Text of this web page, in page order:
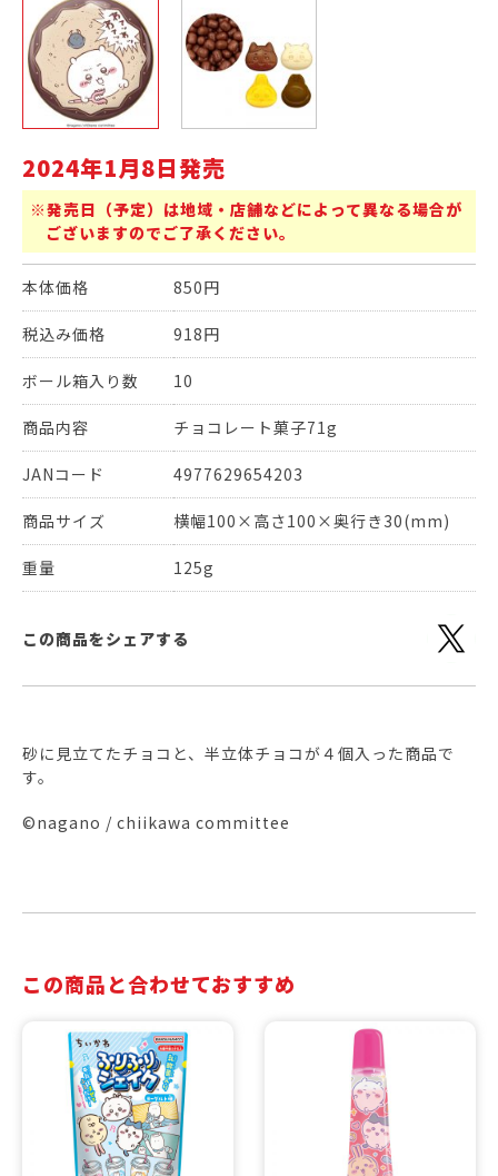
2024年1月8日発売
※発売日（予定）は地域・店舗などによって異なる場合が
ございますのでご了承ください。
本体価格 850円
税込み価格 918円
ボール箱入り数 10
商品内容 チョコレート菓子71g
JANコード 4977629654203
商品サイズ 横幅100×高さ100×奥行き30(mm)
重量 125g
この商品をシェアする
砂に見立てたチョコと、半立体チョコが４個入った商品で
す。
©nagano / chiikawa committee
この商品と合わせておすすめ